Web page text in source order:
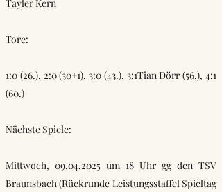
Tayler Kern
Tore:
1:0 (26.), 2:0 (30+1), 3:0 (43.), 3:1Tian Dörr (56.), 4:1
(60.)
Nächste Spiele:
Mittwoch, 09.04.2025 um 18 Uhr gg den TSV
Braunsbach (Rückrunde Leistungsstaffel Spieltag